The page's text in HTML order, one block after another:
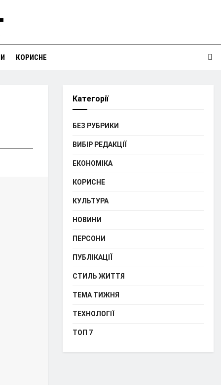
КОРИСНЕ
Категорії
БЕЗ РУБРИКИ
ВИБІР РЕДАКЦІЇ
ЕКОНОМІКА
КОРИСНЕ
КУЛЬТУРА
НОВИНИ
ПЕРСОНИ
ПУБЛІКАЦІЇ
СТИЛЬ ЖИТТЯ
ТЕМА ТИЖНЯ
ТЕХНОЛОГІЇ
ТОП 7